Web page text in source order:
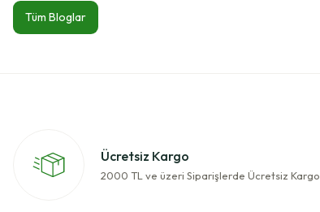
Tüm Bloglar
Ücretsiz Kargo
2000 TL ve üzeri Siparişlerde Ücretsiz Kargo